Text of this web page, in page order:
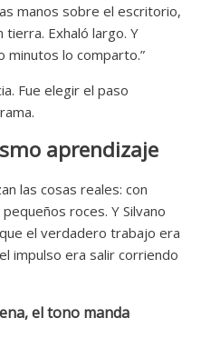
manos sobre el escritorio,
Exhaló largo. Y
minutos lo comparto.”
Fue elegir el paso
aprendizaje
las cosas reales: con
roces. Y Silvano
el verdadero trabajo era
impulso era salir corriendo
el tono manda